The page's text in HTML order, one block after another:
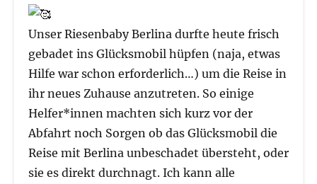
Unser Riesenbaby Berlina durfte heute frisch
gebadet ins Glücksmobil hüpfen (naja, etwas
Hilfe war schon erforderlich…) um die Reise in
ihr neues Zuhause anzutreten. So einige
Helfer*innen machten sich kurz vor der
Abfahrt noch Sorgen ob das Glücksmobil die
Reise mit Berlina unbeschadet übersteht, oder
sie es direkt durchnagt. Ich kann alle